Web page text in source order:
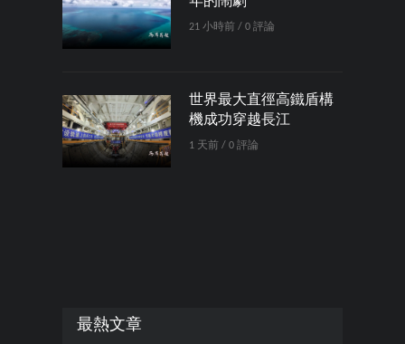
21 小時前 / 0 評論
世界最大直徑高鐵盾構
機成功穿越長江
1 天前 / 0 評論
最熱文章